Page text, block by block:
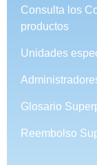
Consulta los
productos
Unidades
Glosario
Reembolso